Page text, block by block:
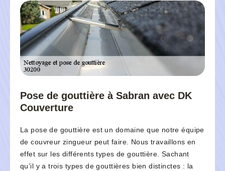
Pose de gouttière à Sabran avec DK
Couverture
La pose de gouttière est un domaine que notre équipe
de couvreur zingueur peut faire. Nous travaillons en
effet sur les différents types de gouttière. Sachant
qu’il y a trois types de gouttières bien distinctes : la